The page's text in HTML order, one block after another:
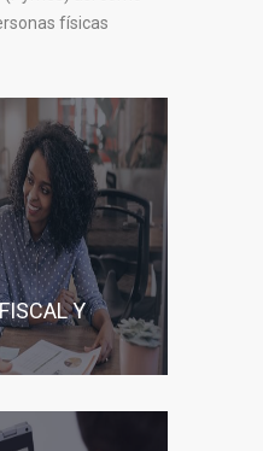
físicas
Y